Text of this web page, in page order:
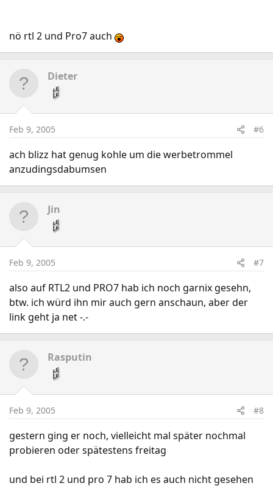
nö rtl 2 und Pro7 auch
Dieter
Feb 9, 2005 #6
ach blizz hat genug kohle um die werbetrommel
anzudingsdabumsen
Jin
Feb 9, 2005 #7
also auf RTL2 und PRO7 hab ich noch garnix gesehn,
btw. ich würd ihn mir auch gern anschaun, aber der
link geht ja net -.-
Rasputin
Feb 9, 2005 #8
gestern ging er noch, vielleicht mal später nochmal
probieren oder spätestens freitag
und bei rtl 2 und pro 7 hab ich es auch nicht gesehen